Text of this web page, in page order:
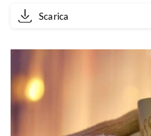
Scarica